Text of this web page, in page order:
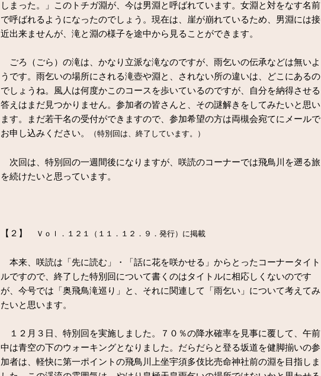
しまった。」このトチガ淵が、今は男淵と呼ばれています。女淵と対をなす名前
で呼ばれるようになったのでしょう。現在は、崖が崩れているため、男淵には接
近出来ませんが、滝と淵の様子を途中から見ることができます。
ごろ（ごら）の滝は、かなり立派な滝なのですが、雨乞いの伝承などは無いよ
うです。雨乞いの場所にされる滝壺や淵と、されない所の違いは、どこにあるの
でしょうね。風人は何度かこのコースを歩いているのですが、自分を納得させる
答えはまだ見つかりません。参加者の皆さんと、その謎解きをしてみたいと思い
ます。まだ若干名の受付ができますので、参加希望の方は両槻会宛てにメールで
お申し込みください。
（特別回は、終了しています。）
次回は、特別回の一週間後になりますが、咲読のコーナーでは飛鳥川を遡る旅
を続けたいと思っています。
【２】 Ｖｏｌ．１２１（１１．１２．９．発行）に掲載
本来、咲読は「先に読む」・「話に花を咲かせる」からとったコーナータイト
ルですので、終了した特別回について書くのはタイトルに相応しくないのです
が、今号では「奥飛鳥滝巡り」と、それに関連して「雨乞い」について考えてみ
たいと思います。
１２月３日、特別回を実施しました。７０％の降水確率を見事に覆して、午前
中は青空の下のウォーキングとなりました。だらだらと登る坂道を健脚揃いの参
加者は、軽快に第一ポイントの飛鳥川上坐宇須多伎比売命神社前の淵を目指しま